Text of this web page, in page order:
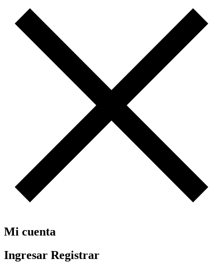
Mi cuenta
Ingresar Registrar